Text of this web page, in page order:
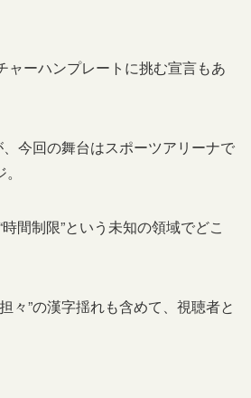
ーハンプレートに挑む宣言もあ
今回の舞台はスポーツアリーナで
間制限”という未知の領域でどこ
々”の漢字揺れも含めて、視聴者と